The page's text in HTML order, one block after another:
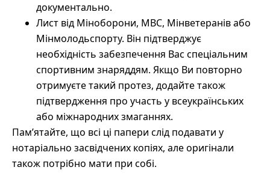
документально.
Лист від Міноборони, МВС, Мінветеранів або
Мінмолодьспорту. Він підтверджує
необхідність забезпечення Вас спеціальним
спортивним знаряддям. Якщо Ви повторно
отримуєте такий протез, додайте також
підтвердження про участь у всеукраїнських
або міжнародних змаганнях.
Пам’ятайте, що всі ці папери слід подавати у
нотаріально засвідчених копіях, але оригінали
також потрібно мати при собі.